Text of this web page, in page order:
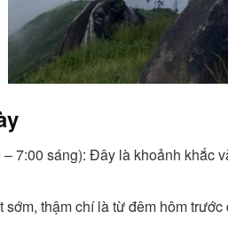
7:00 sáng): Đây là khoảnh khắc
sớm, thậm chí là từ đêm hôm